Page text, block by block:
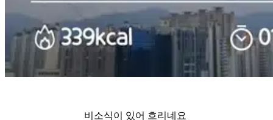
비소식이 있어 흐리네요